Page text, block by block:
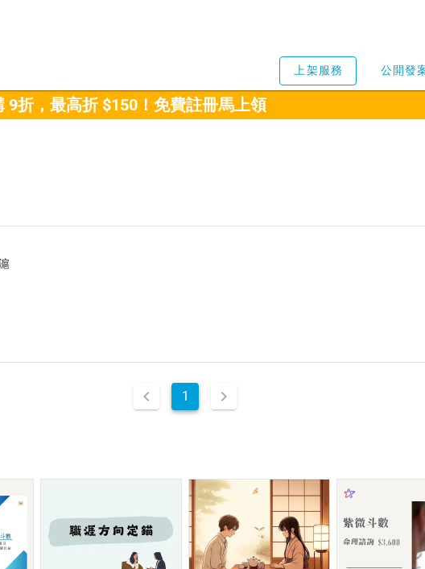
上架服務 公開發
9折，最高折 $150！免費註冊馬上領
1